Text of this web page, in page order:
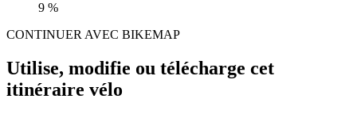
9 %
CONTINUER AVEC BIKEMAP
Utilise, modifie ou télécharge cet
itinéraire vélo